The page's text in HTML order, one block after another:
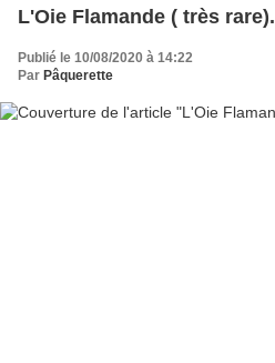
L'Oie Flamande ( très rare).
Publié le 10/08/2020 à 14:22
Par Pâquerette